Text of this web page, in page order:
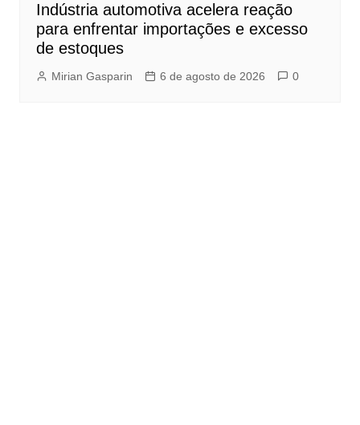
Indústria automotiva acelera reação
para enfrentar importações e excesso
de estoques
Mirian Gasparin 6 de agosto de 2026 0